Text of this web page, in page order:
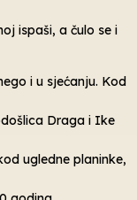
ispaši, a čulo se i
i u sjećanju. Kod
Draga i Ike
ugledne planinke,